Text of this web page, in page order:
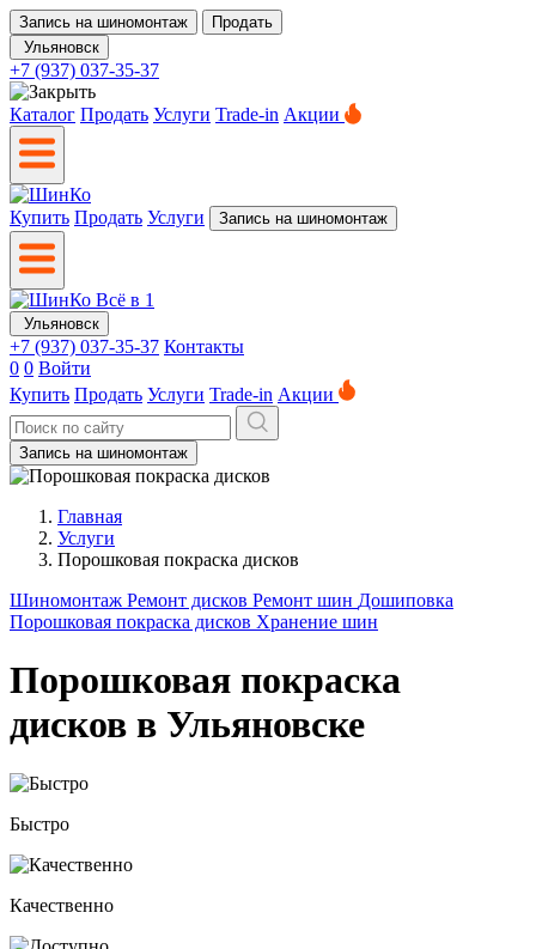
Запись на шиномонтаж
Продать
Ульяновск
+7 (937) 037-35-37
Каталог Продать Услуги Trade-in Акции
Купить Продать Услуги Запись на шиномонтаж
Ульяновск
+7 (937) 037-35-37 Контакты
0 0 Войти
Купить Продать Услуги Trade-in Акции
Запись на шиномонтаж
Главная
Услуги
Порошковая покраска дисков
Шиномонтаж Ремонт дисков Ремонт шин Дошиповка
Порошковая покраска дисков Хранение шин
Порошковая покраска
дисков в Ульяновске
Быстро
Качественно